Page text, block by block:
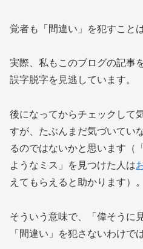
覚者も「間違い」を犯すこと
実際、私もこのブログの記事
誤字脱字を見逃しています。
後になってからチェックして
すが、たぶんまだ気づいてい
るのではないかと思います（
ようなミス」を見つけた人は
えてもらえると助かります）。
そういう意味で、「偉そうに
「間違い」を犯さないわけで